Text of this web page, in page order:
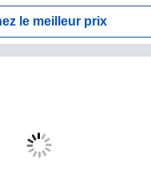
le meilleur prix